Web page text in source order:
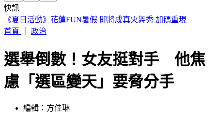
快訊
白海豚颱風上演「海豚跳」 專家：雙眼牆結構引擺動、這兩
天雨最大
選舉倒數！女友挺對手 他焦
慮「選區變天」要脅分手